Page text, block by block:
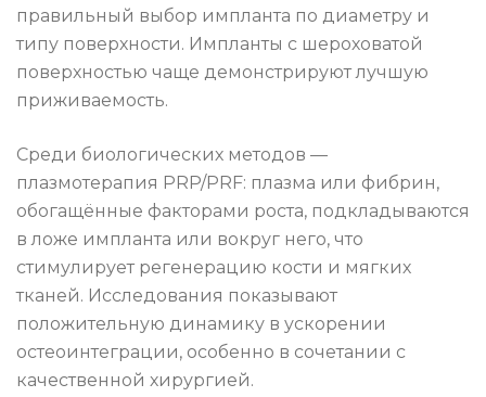
правильный выбор импланта по диаметру и
типу поверхности. Импланты с шероховатой
поверхностью чаще демонстрируют лучшую
приживаемость.
Среди биологических методов —
плазмотерапия PRP/PRF: плазма или фибрин,
обогащённые факторами роста, подкладываются
в ложе импланта или вокруг него, что
стимулирует регенерацию кости и мягких
тканей. Исследования показывают
положительную динамику в ускорении
остеоинтеграции, особенно в сочетании с
качественной хирургией.